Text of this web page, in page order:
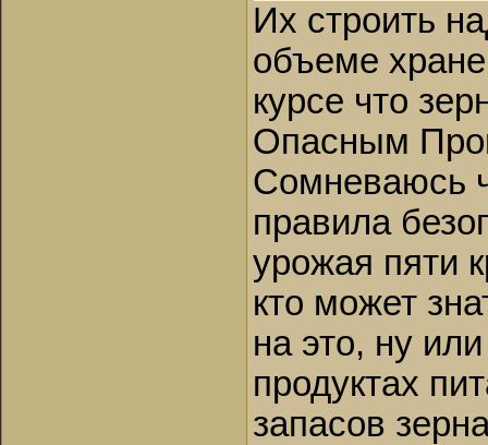
Их строить
объеме
курсе что
Опасным
Сомневаюсь
правила
урожая пяти
кто может
на это, ну
продуктах
запасов